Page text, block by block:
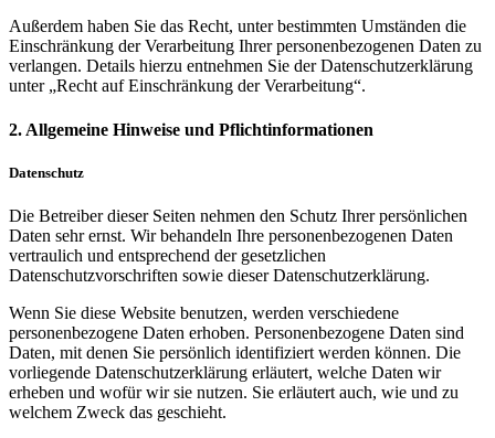
Außerdem haben Sie das Recht, unter bestimmten Umständen die
Einschränkung der Verarbeitung Ihrer personenbezogenen Daten zu
verlangen. Details hierzu entnehmen Sie der Datenschutzerklärung
unter „Recht auf Einschränkung der Verarbeitung“.
2. Allgemeine Hinweise und Pflichtinformationen
Datenschutz
Die Betreiber dieser Seiten nehmen den Schutz Ihrer persönlichen
Daten sehr ernst. Wir behandeln Ihre personenbezogenen Daten
vertraulich und entsprechend der gesetzlichen
Datenschutzvorschriften sowie dieser Datenschutzerklärung.
Wenn Sie diese Website benutzen, werden verschiedene
personenbezogene Daten erhoben. Personenbezogene Daten sind
Daten, mit denen Sie persönlich identifiziert werden können. Die
vorliegende Datenschutzerklärung erläutert, welche Daten wir
erheben und wofür wir sie nutzen. Sie erläutert auch, wie und zu
welchem Zweck das geschieht.